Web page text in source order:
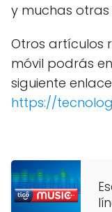
y muchas otras
Otros artículos
móvil podrás
siguiente
https://